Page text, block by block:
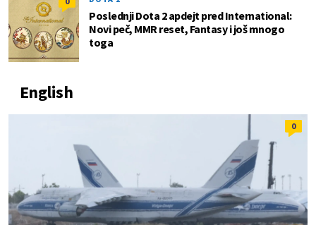
Poslednji Dota 2 apdejt pred International:
Novi peč, MMR reset, Fantasy i još mnogo
toga
English
0